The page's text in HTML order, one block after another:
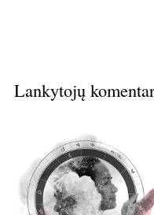
Lankytojų